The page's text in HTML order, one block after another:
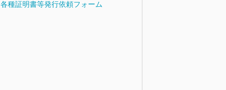
各種証明書等発行依頼フォーム